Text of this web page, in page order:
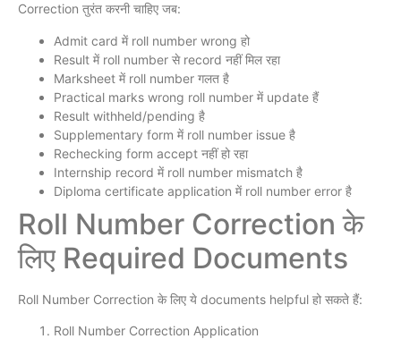
Correction तुरंत करनी चाहिए जब:
Admit card में roll number wrong हो
Result में roll number से record नहीं मिल रहा
Marksheet में roll number गलत है
Practical marks wrong roll number में update हैं
Result withheld/pending है
Supplementary form में roll number issue है
Rechecking form accept नहीं हो रहा
Internship record में roll number mismatch है
Diploma certificate application में roll number error है
Roll Number Correction के
लिए Required Documents
Roll Number Correction के लिए ये documents helpful हो सकते हैं:
Roll Number Correction Application